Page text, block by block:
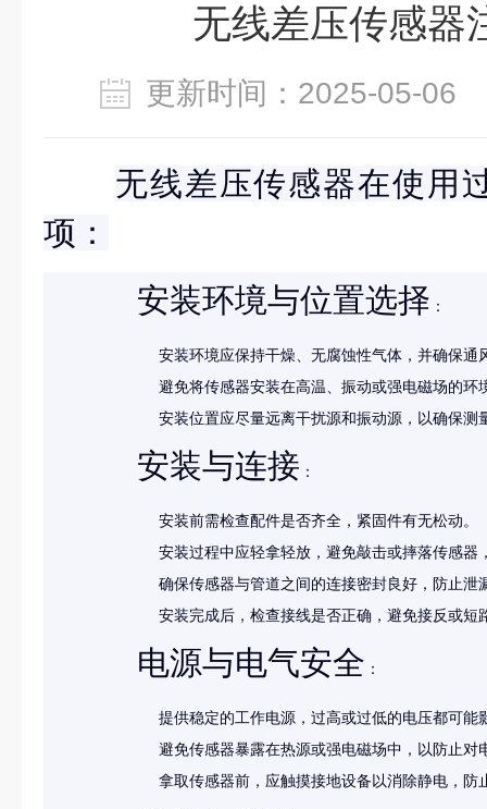
无线差压传感器
更新时间：2025-05-
无线差压传感器在使用
项：
安装环境与位置选择 ：
安装环境应保持干燥、无腐蚀性气体，并确保通
避免将传感器安装在高温、振动或强电磁场的环
安装位置应尽量远离干扰源和振动源，以确保测
安装与连接 ：
安装前需检查配件是否齐全，紧固件有无松动。
安装过程中应轻拿轻放，避免敲击或摔落传感器
确保传感器与管道之间的连接密封良好，防止泄
安装完成后，检查接线是否正确，避免接反或短
电源与电气安全 ：
提供稳定的工作电源，过高或过低的电压都可能
避免传感器暴露在热源或强电磁场中，以防止对
拿取传感器前，应触摸接地设备以消除静电，防